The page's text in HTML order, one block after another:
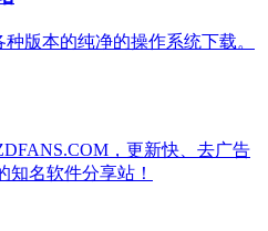
版本的纯净的操作系统下载。
，更新快、去广告
知名软件分享站！